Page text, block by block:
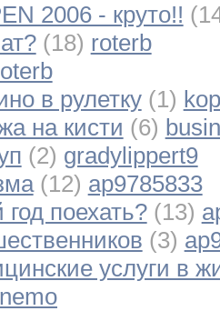
2006 - круто!!
(18) roterb
в рулетку (1)
на кисти (6)
(2) gradylippert9
(12) ap9785833
поехать? (13)
(3)
услуги в